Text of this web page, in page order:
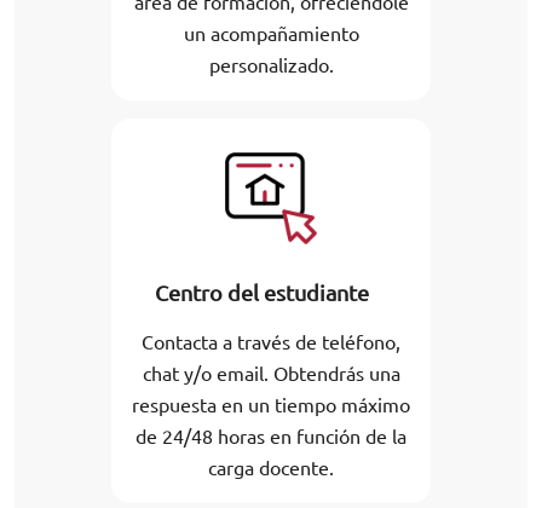
un acompañamiento
personalizado.
Centro del estudiante
Contacta a través de teléfono,
chat y/o email. Obtendrás una
respuesta en un tiempo máximo
de 24/48 horas en función de la
carga docente.